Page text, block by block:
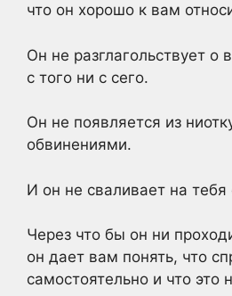
что он хорошо к вам
Он не разглагольствует о
с того ни с сего.
Он не появляется из
обвинениями.
И он не сваливает на
Через что бы он ни
он дает вам понять, что
самостоятельно и что